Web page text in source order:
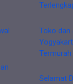
Toko dan
Termurah
Selamat